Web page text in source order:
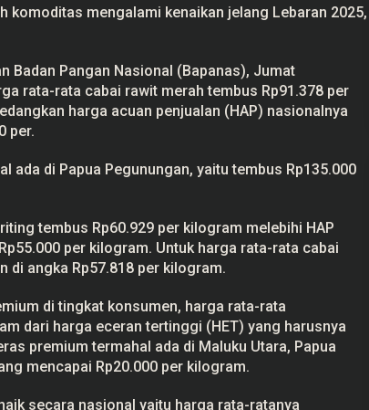
komoditas mengalami kenaikan jelang Lebaran 2025,
Badan Pangan Nasional ( Bapanas), Jumat
rata-rata cabai rawit merah tembus Rp91.378 per
harga acuan penjualan (HAP) nasionalnya
per.
ada di Papua Pegunungan, yaitu tembus Rp135.000
tembus Rp60.929 per kilogram melebihi HAP
per kilogram. Untuk harga rata-rata cabai
di angka Rp57.818 per kilogram.
di tingkat konsumen, harga rata-rata
dari harga eceran tertinggi (HET) yang harusnya
premium termahal ada di Maluku Utara, Papua
mencapai Rp20.000 per kilogram.
secara nasional yaitu harga rata-ratanya
Bersatu
Di Pati, Politik | 25 September 2025